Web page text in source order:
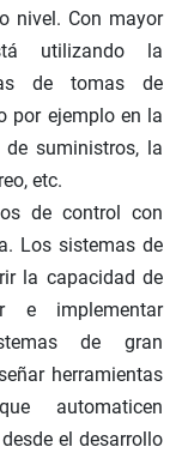
nivel. Con mayor
utilizando la
de tomas de
por ejemplo en la
suministros, la
etc.
de control con
Los sistemas de
la capacidad de
e implementar
de gran
herramientas
automaticen
el desarrollo